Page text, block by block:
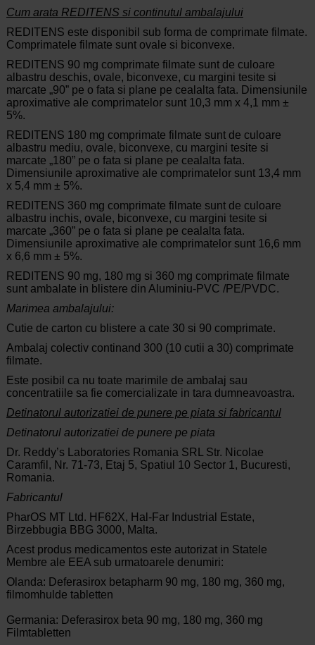
Cum arata REDITENS si continutul ambalajului
REDITENS este disponibil sub forma de comprimate filmate.
Comprimatele filmate sunt ovale si biconvexe.
REDITENS 90 mg comprimate filmate sunt de culoare
albastru deschis, ovale, biconvexe, cu margini tesite si
marcate „90” pe o fata si plane pe cealalta fata. Dimensiunile
aproximative ale comprimatelor sunt 10,3 mm x 4,1 mm ±
5%.
REDITENS 180 mg comprimate filmate sunt de culoare
albastru mediu, ovale, biconvexe, cu margini tesite si
marcate „180” pe o fata si plane pe cealalta fata.
Dimensiunile aproximative ale comprimatelor sunt 13,4 mm
x 5,4 mm ± 5%.
REDITENS 360 mg comprimate filmate sunt de culoare
albastru inchis, ovale, biconvexe, cu margini tesite si
marcate „360” pe o fata si plane pe cealalta fata.
Dimensiunile aproximative ale comprimatelor sunt 16,6 mm
x 6,6 mm ± 5%.
REDITENS 90 mg, 180 mg si 360 mg comprimate filmate
sunt ambalate in blistere din Aluminiu-PVC /PE/PVDC.
Marimea ambalajului:
Cutie de carton cu blistere a cate 30 si 90 comprimate.
Ambalaj colectiv continand 300 (10 cutii a 30) comprimate
filmate.
Este posibil ca nu toate marimile de ambalaj sau
concentratiile sa fie comercializate in tara dumneavoastra.
Detinatorul autorizatiei de punere pe piata si fabricantul
Detinatorul autorizatiei de punere pe piata
Dr. Reddy’s Laboratories Romania SRL Str. Nicolae
Caramfil, Nr. 71-73, Etaj 5, Spatiul 10 Sector 1, Bucuresti,
Romania.
Fabricantul
PharOS MT Ltd. HF62X, Hal-Far Industrial Estate,
Birzebbugia BBG 3000, Malta.
Acest produs medicamentos este autorizat in Statele
Membre ale EEA sub urmatoarele denumiri:
Olanda: Deferasirox betapharm 90 mg, 180 mg, 360 mg,
filmomhulde tabletten
Germania: Deferasirox beta 90 mg, 180 mg, 360 mg
Filmtabletten